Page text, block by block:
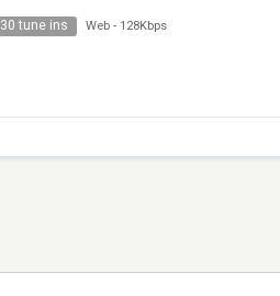
30 tune ins Web - 128Kbps